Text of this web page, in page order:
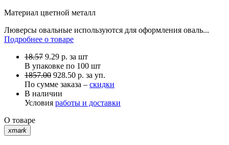
Материал цветной металл
Люверсы овальные используются для оформления оваль...
Подробнее о товаре
18.57 9.29 р. за шт
В упаковке по 100 шт
1857.00 928.50 р. за уп.
По сумме заказа – скидки
В наличии
Условия работы и доставки
О товаре
xmark